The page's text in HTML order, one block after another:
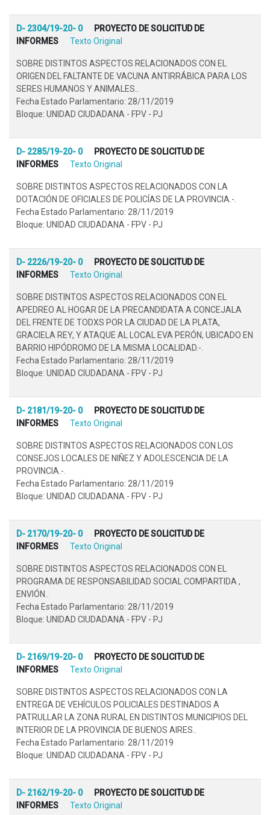
D- 2304/19-20- 0
PROYECTO DE SOLICITUD DE
INFORMES
Texto Original
SOBRE DISTINTOS ASPECTOS RELACIONADOS CON EL
ORIGEN DEL FALTANTE DE VACUNA ANTIRRÁBICA PARA LOS
SERES HUMANOS Y ANIMALES..
Fecha Estado Parlamentario: 28/11/2019
Bloque: UNIDAD CIUDADANA - FPV - PJ
D- 2285/19-20- 0
PROYECTO DE SOLICITUD DE
INFORMES
Texto Original
SOBRE DISTINTOS ASPECTOS RELACIONADOS CON LA
DOTACIÓN DE OFICIALES DE POLICÍAS DE LA PROVINCIA.-.
Fecha Estado Parlamentario: 28/11/2019
Bloque: UNIDAD CIUDADANA - FPV - PJ
D- 2226/19-20- 0
PROYECTO DE SOLICITUD DE
INFORMES
Texto Original
SOBRE DISTINTOS ASPECTOS RELACIONADOS CON EL
APEDREO AL HOGAR DE LA PRECANDIDATA A CONCEJALA
DEL FRENTE DE TODXS POR LA CIUDAD DE LA PLATA,
GRACIELA REY, Y ATAQUE AL LOCAL EVA PERÓN, UBICADO EN
BARRIO HIPÓDROMO DE LA MISMA LOCALIDAD.-.
Fecha Estado Parlamentario: 28/11/2019
Bloque: UNIDAD CIUDADANA - FPV - PJ
D- 2181/19-20- 0
PROYECTO DE SOLICITUD DE
INFORMES
Texto Original
SOBRE DISTINTOS ASPECTOS RELACIONADOS CON LOS
CONSEJOS LOCALES DE NIÑEZ Y ADOLESCENCIA DE LA
PROVINCIA.-.
Fecha Estado Parlamentario: 28/11/2019
Bloque: UNIDAD CIUDADANA - FPV - PJ
D- 2170/19-20- 0
PROYECTO DE SOLICITUD DE
INFORMES
Texto Original
SOBRE DISTINTOS ASPECTOS RELACIONADOS CON EL
PROGRAMA DE RESPONSABILIDAD SOCIAL COMPARTIDA ,
ENVIÓN..
Fecha Estado Parlamentario: 28/11/2019
Bloque: UNIDAD CIUDADANA - FPV - PJ
D- 2169/19-20- 0
PROYECTO DE SOLICITUD DE
INFORMES
Texto Original
SOBRE DISTINTOS ASPECTOS RELACIONADOS CON LA
ENTREGA DE VEHÍCULOS POLICIALES DESTINADOS A
PATRULLAR LA ZONA RURAL EN DISTINTOS MUNICIPIOS DEL
INTERIOR DE LA PROVINCIA DE BUENOS AIRES..
Fecha Estado Parlamentario: 28/11/2019
Bloque: UNIDAD CIUDADANA - FPV - PJ
D- 2162/19-20- 0
PROYECTO DE SOLICITUD DE
INFORMES
Texto Original